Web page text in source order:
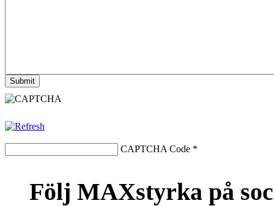
CAPTCHA Code *
Följ MAXstyrka på